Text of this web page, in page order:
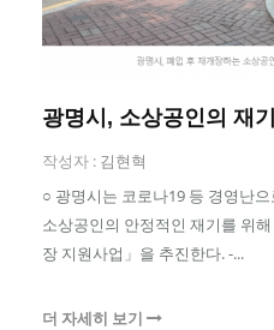
광명시, 소상공인의 재
작성자 : 김현혁
○ 광명시는 코로나19 등 경영난
소상공인의 안정적인 재기를 위
장 지원사업」을 추진한다. -...
더 자세히 보기